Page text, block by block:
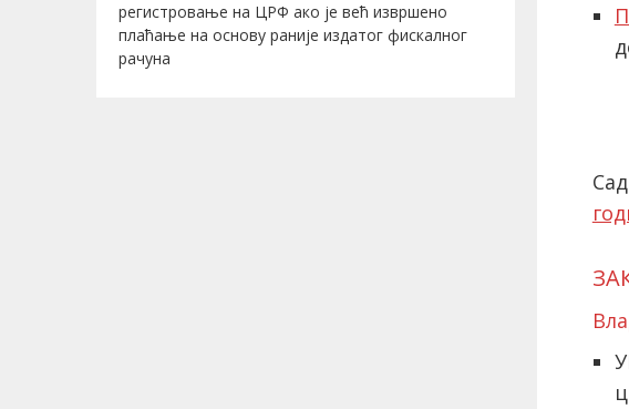
регистровање на ЦРФ ако је већ извршено
плаћање на основу раније издатог фискалног
рачуна